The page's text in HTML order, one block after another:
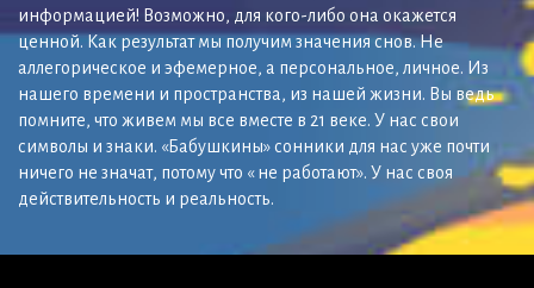
информацией! Возможно, для кого-либо она окажется
ценной. Как результат мы получим значения снов. Не
аллегорическое и эфемерное, а персональное, личное. Из
нашего времени и пространства, из нашей жизни. Вы ведь
помните, что живем мы все вместе в 21 веке. У нас свои
символы и знаки. «Бабушкины» сонники для нас уже почти
ничего не значат, потому что « не работают». У нас своя
действительность и реальность.